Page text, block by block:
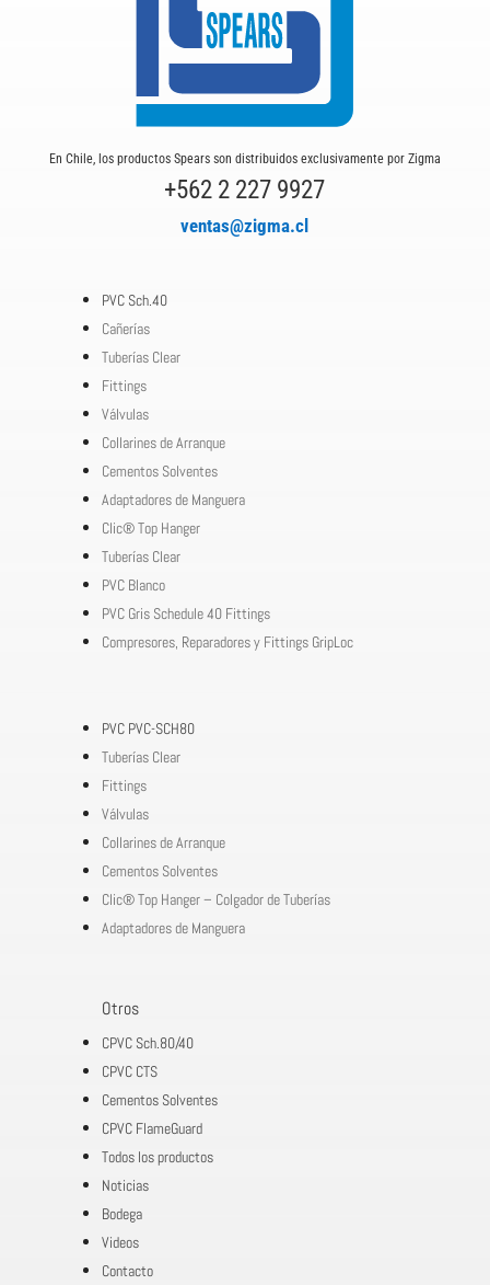
En Chile, los productos Spears son distribuidos exclusivamente por Zigma
+562 2 227 9927
ventas@zigma.cl
PVC Sch.40
Cañerías
Tuberías Clear
Fittings
Válvulas
Collarines de Arranque
Cementos Solventes
Adaptadores de Manguera
Clic® Top Hanger
Tuberías Clear
PVC Blanco
PVC Gris Schedule 40 Fittings
Compresores, Reparadores y Fittings GripLoc
PVC PVC-SCH80
Tuberías Clear
Fittings
Válvulas
Collarines de Arranque
Cementos Solventes
Clic® Top Hanger – Colgador de Tuberías
Adaptadores de Manguera
Otros
CPVC Sch.80/40
CPVC CTS
Cementos Solventes
CPVC FlameGuard
Todos los productos
Noticias
Bodega
Videos
Contacto